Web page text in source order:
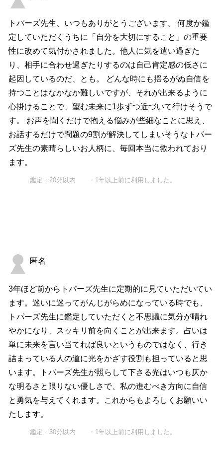
トパーズ先生、いつもありがとうございます。 何度か鑑
定していただくうちに「自分を大切にすること」の重要
性に改めて気付かされました。他人に気を遣い過ぎた
り、相手に合わせ過ぎたりするのは自己肯定感の低さに
起因しているのだ、とも。 どんな時にも揺るがぬ自信を
持つことはなかなか難しいですが、それが出来るように
心掛けることで、望む未来に1歩ずつ近づいて行けそうで
す。 お声を聞くだけで抱える悩みが些細なことに思え、
お話するだけで問題の9割が解決してしまいそうなトパー
ズ先生の素晴らしいお人柄に、毎回本当に救われており
ます。
鑑定：20分以内 ・1年以上前に利用しました。
匿名
3年ほど前からトパーズ先生に定期的に見ていただいてい
ます。迷いに迷ってがんじがらめになっている時でも、
トパーズ先生に鑑定していただくと不思議に気分が晴れ
やかになり、スッキリ前を向くことが出来ます。占いは
単に未来を言い当てれば良いというものではなく、行き
詰まっている人の道に光をかざす役割も担っていると思
います。トパーズ先生が照らして下さる光はいつも仄か
な明るさと限りない優しさで、私の進むべき方向に自信
と勇気を与えてくれます。これからもよろしくお願いい
たします。
鑑定：30分以内 ・1年以上前に利用しました。